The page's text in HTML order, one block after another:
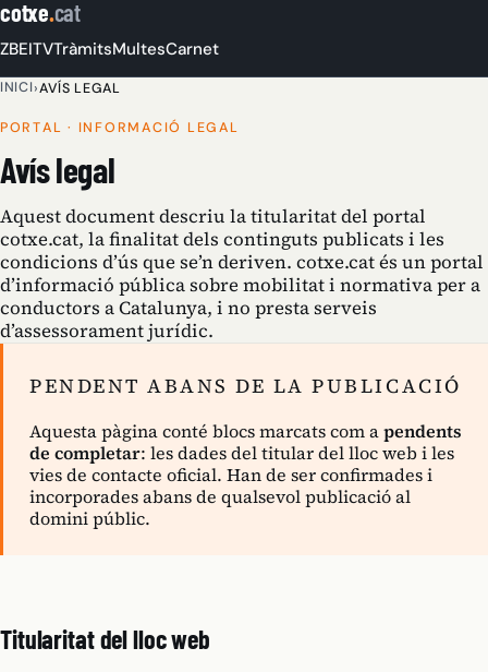
cotxe.cat
ZBEITVTràmitsMultesCarnet
INICI›AVÍS LEGAL
PORTAL · INFORMACIÓ LEGAL
Avís legal
Aquest document descriu la titularitat del portal
cotxe.cat, la finalitat dels continguts publicats i les
condicions d’ús que se’n deriven. cotxe.cat és un portal
d’informació pública sobre mobilitat i normativa per a
conductors a Catalunya, i no presta serveis
d’assessorament jurídic.
PENDENT ABANS DE LA PUBLICACIÓ
Aquesta pàgina conté blocs marcats com apendents
de completar: les dades del titular del lloc web i les
vies de contacte oficial. Han de ser confirmades i
incorporades abans de qualsevol publicació al
domini públic.
Titularitat del lloc web